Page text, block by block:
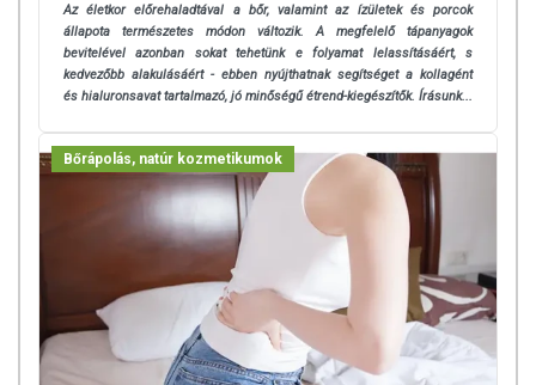
Az életkor előrehaladtával a bőr, valamint az ízületek és porcok
állapota természetes módon változik. A megfelelő tápanyagok
bevitelével azonban sokat tehetünk e folyamat lelassításáért, s
kedvezőbb alakulásáért - ebben nyújthatnak segítséget a kollagént
és hialuronsavat tartalmazó, jó minőségű étrend-kiegészítők. Írásunk...
Bőrápolás, natúr kozmetikumok